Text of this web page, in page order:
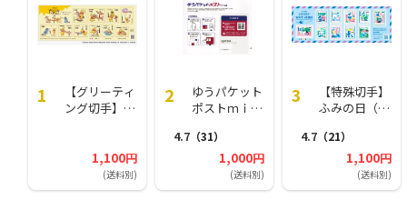
【グリーティ
ング切手】く
1,100円
(送料別)
ゆうパケット
ポストｍｉｎ
（50枚）セッ
4.7 （31）
1,000円
(送料別)
【特殊切手】
ふみの日（11
4.7 （21）
1,100円
(送料別)